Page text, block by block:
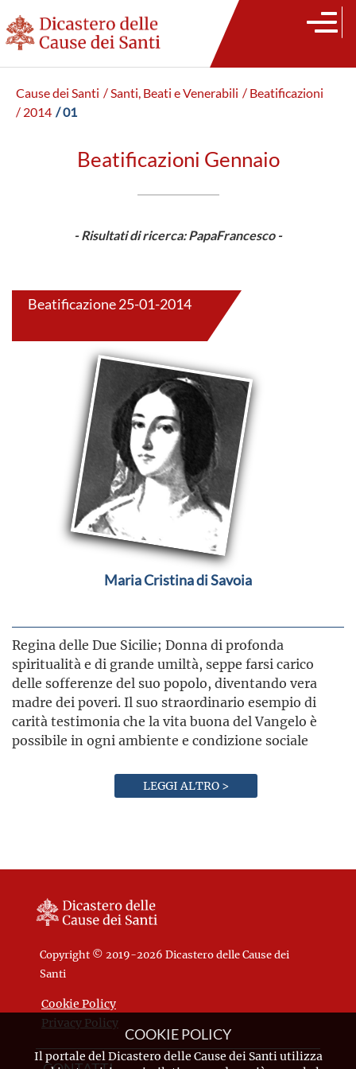
Cause dei Santi / Santi, Beati e Venerabili / Beatificazioni
/ 2014 / 01
Beatificazioni Gennaio
- Risultati di ricerca: PapaFrancesco -
Beatificazione 25-01-2014
Maria Cristina di Savoia
Regina delle Due Sicilie; Donna di profonda
spiritualità e di grande umiltà, seppe farsi carico
delle sofferenze del suo popolo, diventando vera
madre dei poveri. Il suo straordinario esempio di
carità testimonia che la vita buona del Vangelo è
possibile in ogni ambiente e condizione sociale
LEGGI ALTRO >
Copyright © 2019-2026 Dicastero delle Cause dei
Santi
Cookie Policy
Privacy Policy
COOKIE POLICY
Il portale del Dicastero delle Cause dei Santi utilizza